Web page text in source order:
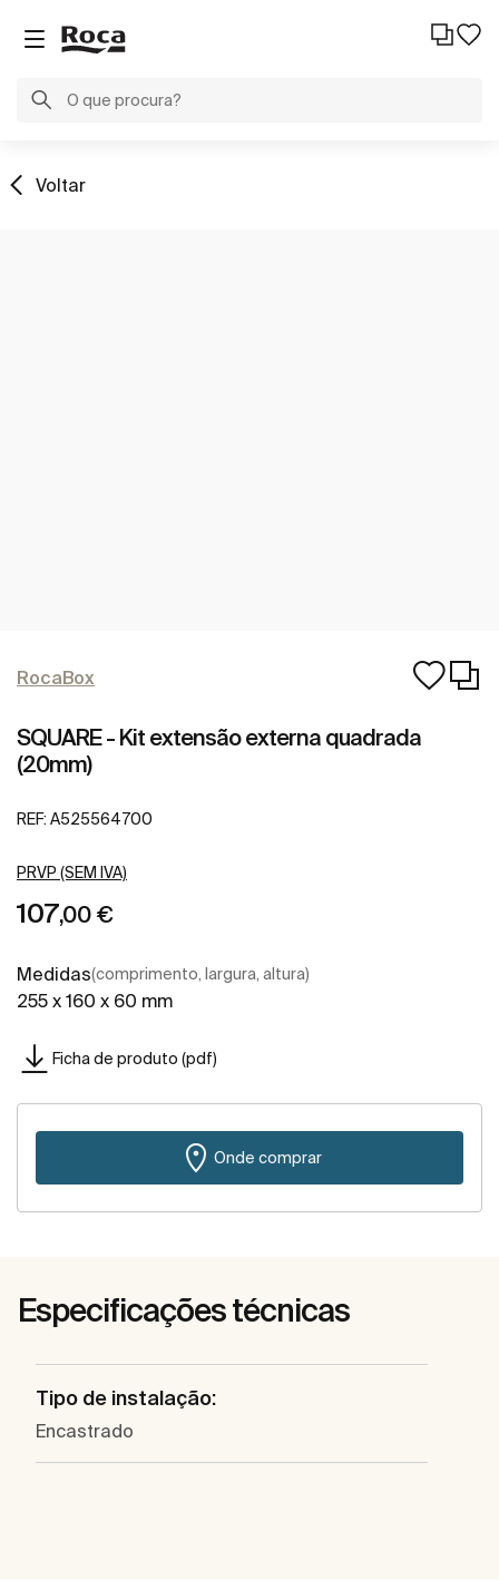
Voltar
RocaBox
SQUARE - Kit extensão externa quadrada
(20mm)
REF: A525564700
PRVP (SEM IVA)
107,00 €
Medidas(comprimento, largura, altura)
255 x 160 x 60 mm
Ficha de produto (pdf)
Onde comprar
Especificações técnicas
Tipo de instalação:
Encastrado